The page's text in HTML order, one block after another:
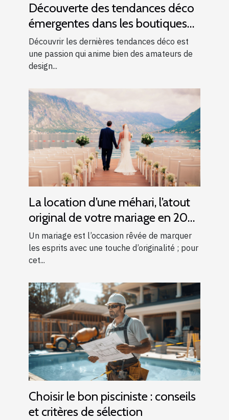
Découverte des tendances déco
émergentes dans les boutiques
locales
Découvrir les dernières tendances déco est
une passion qui anime bien des amateurs de
design...
La location d’une méhari, l’atout
original de votre mariage en 2025
!Un mariage est l’occasion rêvée de marquer
les esprits avec une touche d’originalité ; pour
cet...
Choisir le bon pisciniste : conseils
et critères de sélection